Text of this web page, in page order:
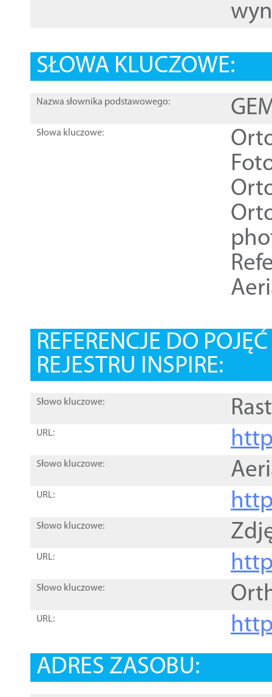
SŁOWA KLUCZOWE:
Nazwa słownika podstawowego:
Słowa kluczowe:
REFERENCJE DO
REJESTRU INSPIRE:
Słowo kluczowe:
URL:
Słowo kluczowe:
URL:
Słowo kluczowe:
URL:
Słowo kluczowe:
URL:
ADRES ZASOBU: